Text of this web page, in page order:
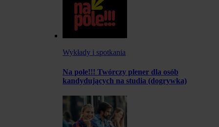
Wykłady i spotkania
Na pole!!! Twórczy plener dla osób
kandydujących na studia (dogrywka)